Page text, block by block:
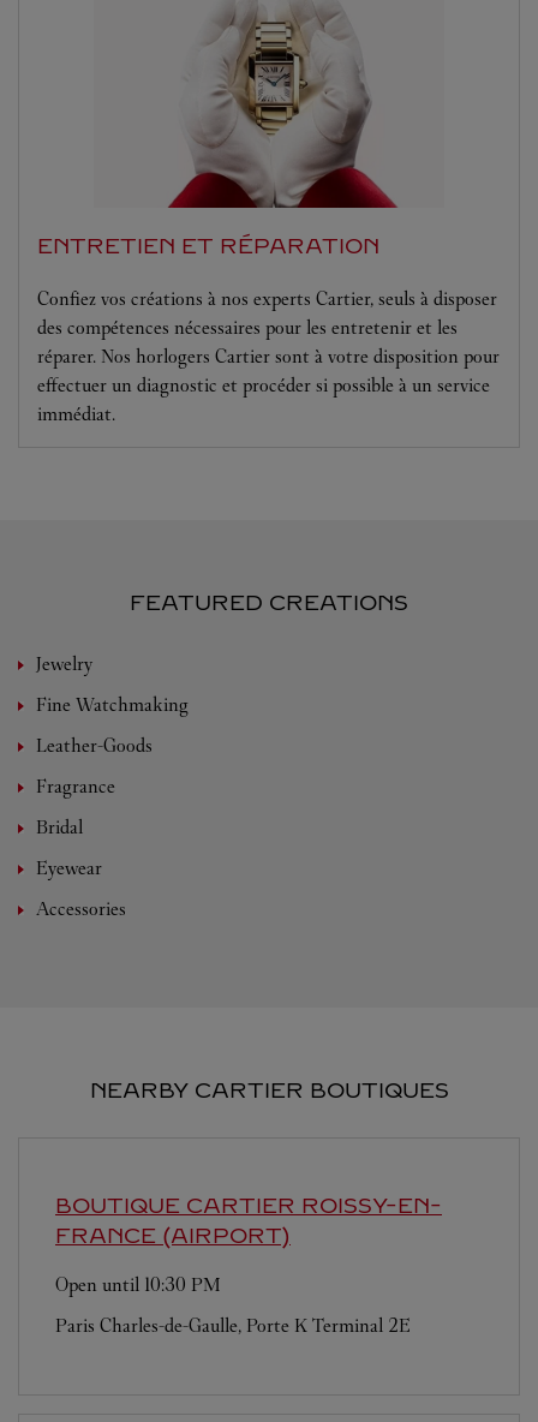
ENTRETIEN ET RÉPARATION
Confiez vos créations à nos experts Cartier, seuls à disposer
des compétences nécessaires pour les entretenir et les
réparer. Nos horlogers Cartier sont à votre disposition pour
effectuer un diagnostic et procéder si possible à un service
immédiat.
FEATURED CREATIONS
Jewelry
Fine Watchmaking
Leather-Goods
Fragrance
Bridal
Eyewear
Accessories
NEARBY CARTIER BOUTIQUES
BOUTIQUE CARTIER ROISSY-EN-
FRANCE (AIRPORT)
Open until 10:30 PM
Paris Charles-de-Gaulle, Porte K Terminal 2E